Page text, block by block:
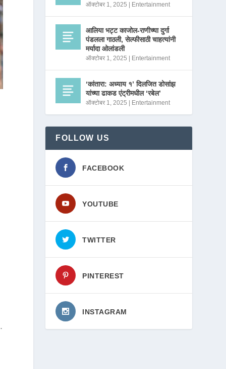
ऑक्टोबर 1, 2025 Entertainment
आलिया भट्ट काजोल-राणीच्या दुर्गा
पंडलला गाठली, सेल्फीसाठी चाहत्यांनी
मर्यादा ओलांडली
ऑक्टोबर 1, 2025 Entertainment
‘कांतारा: अध्याय १’ दिलजित डोसांझ
यांच्या ढाकड एंट्रीमधील ‘रबेल’
ऑक्टोबर 1, 2025 Entertainment
FOLLOW US
FACEBOOK
YOUTUBE
TWITTER
PINTEREST
INSTAGRAM